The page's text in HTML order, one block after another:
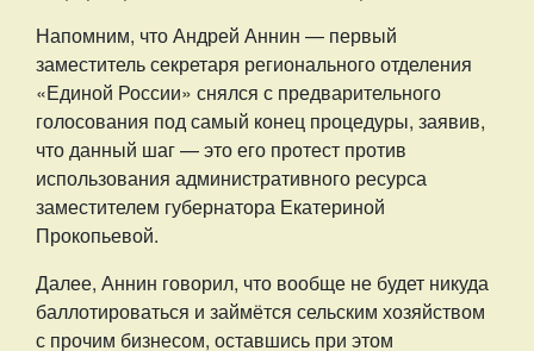
Напомним, что Андрей Аннин — первый
заместитель секретаря регионального отделения
«Единой России» снялся с предварительного
голосования под самый конец процедуры, заявив,
что данный шаг — это его протест против
использования административного ресурса
заместителем губернатора Екатериной
Прокопьевой.
Далее, Аннин говорил, что вообще не будет никуда
баллотироваться и займётся сельским хозяйством
с прочим бизнесом, оставшись при этом